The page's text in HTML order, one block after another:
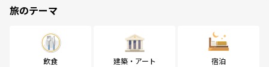
旅のテーマ
飲食 建築・アート 宿泊